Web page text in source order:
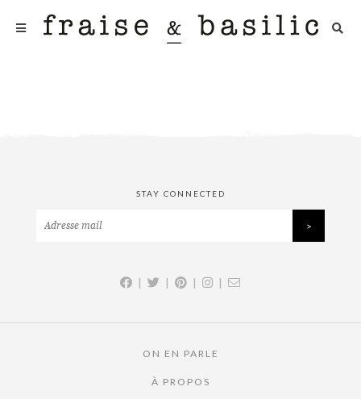
STAY CONNECTED
| | | |
ON EN PARLE
À PROPOS